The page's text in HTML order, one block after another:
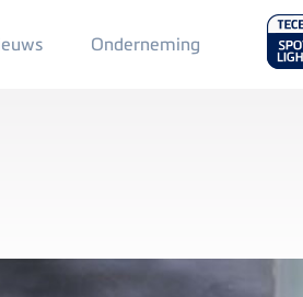
Main
Menu
Onderneming